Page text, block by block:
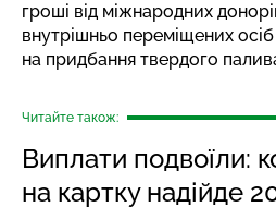
гроші від міжнародних
внутрішньо переміщених
на придбання твердого
Читайте також:
Виплати подвоїли:
на картку надійде